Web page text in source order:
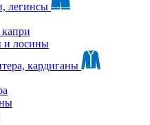
легинсы
и лосины
кардиганы